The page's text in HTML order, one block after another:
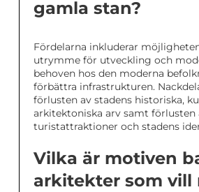
gamla stan?
Fördelarna inkluderar
utrymme för utveckling och
behoven hos den moderna
förbättra infrastrukturen.
förlusten av stadens historiska,
arkitektoniska arv samt förlusten
turistattraktioner och stadens
Vilka är motiven
arkitekter som vill